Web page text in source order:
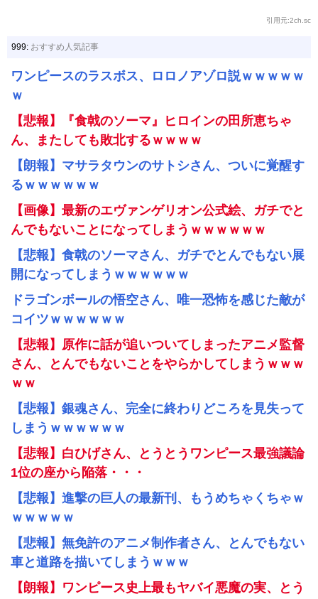
引用元:2ch.sc
999: おすすめ人気記事
ワンピースのラスボス、ロロノアゾロ説ｗｗｗｗｗ
ｗ
【悲報】『食戟のソーマ』ヒロインの田所恵ちゃ
ん、またしても敗北するｗｗｗｗ
【朗報】マサラタウンのサトシさん、ついに覚醒す
るｗｗｗｗｗｗ
【画像】最新のエヴァンゲリオン公式絵、ガチでと
んでもないことになってしまうｗｗｗｗｗｗ
【悲報】食戟のソーマさん、ガチでとんでもない展
開になってしまうｗｗｗｗｗｗ
ドラゴンボールの悟空さん、唯一恐怖を感じた敵が
コイツｗｗｗｗｗｗ
【悲報】原作に話が追いついてしまったアニメ監督
さん、とんでもないことをやらかしてしまうｗｗｗ
ｗｗ
【悲報】銀魂さん、完全に終わりどころを見失って
しまうｗｗｗｗｗｗ
【悲報】白ひげさん、とうとうワンピース最強議論
1位の座から陥落・・・
【悲報】進撃の巨人の最新刊、もうめちゃくちゃｗ
ｗｗｗｗｗ
【悲報】無免許のアニメ制作者さん、とんでもない
車と道路を描いてしまうｗｗｗ
【朗報】ワンピース史上最もヤバイ悪魔の実、とう